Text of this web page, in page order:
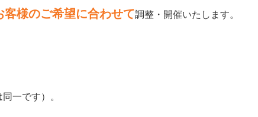
客様のご希望に合わせて調整・開催いたします。
一です）。